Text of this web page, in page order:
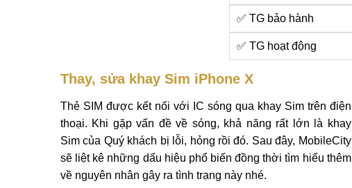
✅ TG bảo hành
✅ TG hoạt động
Thay, sửa khay Sim iPhone X
Thẻ SIM được kết nối với IC sóng qua khay Sim trên điện
thoại. Khi gặp vấn đề về sóng, khả năng rất lớn là khay
Sim của Quý khách bị lỗi, hỏng rồi đó. Sau đây, MobileCity
sẽ liệt kê những dấu hiệu phổ biến đồng thời tìm hiểu thêm
về nguyên nhân gây ra tình trạng này nhé.